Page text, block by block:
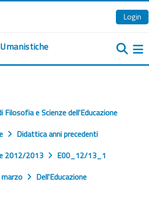
Login
Filosofia e Scienze dell'Educazione
Didattica anni precedenti
2012/2013
E00_12/13_1
Dell'Educazione